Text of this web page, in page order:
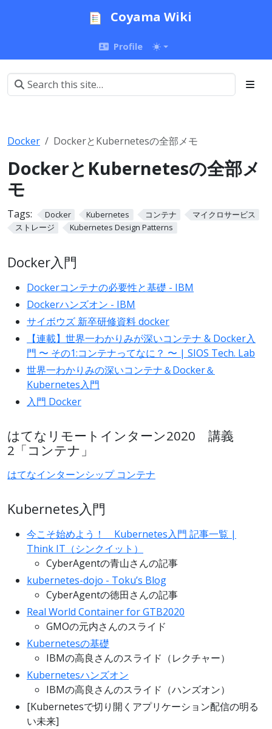
Coyama Wiki
Profile
Docker DockerとKubernetesの全部メモ
DockerとKubernetesの全部メ
モ
Tags: Docker Kubernetes コンテナ
マイクロサービス
ストレージ
Kubernetes Design Patterns
Docker入門
Dockerコンテナの必要性と基礎 - IBM
Dockerハンズオン - IBM
サイボウズ 新卒研修資料 docker
【連載】世界一わかりみが深いコンテナ & Docker入
門 〜 その1:コンテナってなに？ 〜 | SIOS Tech. Lab
世界一わかりみの深いコンテナ＆Docker＆
Kubernetes入門
入門 Docker
はてなリモートインターン2020 講義
2「コンテナ」
はてなインターンシップ コンテナ
Kubernetes入門
今こそ始めよう！ Kubernetes入門 記事一覧 |
Think IT（シンクイット）
CyberAgentの青山さんの記事
kubernetes-dojo - Toku’s Blog
CyberAgentの徳田さんの記事
Real World Container for GTB2020
GMOの元内さんのスライド
Kubernetesの基礎
IBMの高良さんのスライド（レクチャー）
Kubernetesハンズオン
IBMの高良さんのスライド（ハンズオン）
[Kubernetesで切り開くアプリケーション配信の明る
い未来]